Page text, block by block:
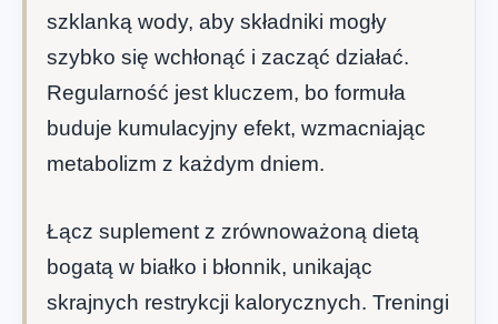
szklanką wody, aby składniki mogły
szybko się wchłonąć i zacząć działać.
Regularność jest kluczem, bo formuła
buduje kumulacyjny efekt, wzmacniając
metabolizm z każdym dniem.
Łącz suplement z zrównoważoną dietą
bogatą w białko i błonnik, unikając
skrajnych restrykcji kalorycznych. Treningi